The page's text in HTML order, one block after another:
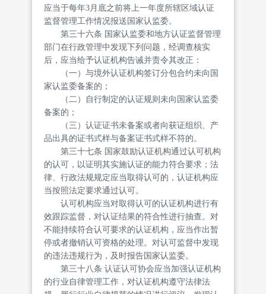
应当于每年3月底之前将上一年度所辖区域认证
监督管理工作情况报送国家认监委。
第三十六条 国家认监委和地方认证监督管理
部门在行政管理中发现下列问题，经调查核实
后，应当给予认证机构告诫并责令其改正：
（一）与境外认证机构签订分包合约未向国
家认监委备案的；
（二）自行制定的认证规则未向国家认监委
备案的；
（三）认证证书未备案或者向获证组织、产
品出具的证书式样与备案证书式样不符的。
第三十七条 国家鼓励认证机构通过认可机构
的认可，以证明其实施认证的能力符合要求；法
律、行政法规规定应当取得认可的，认证机构应
当按照法定要求通过认可。
认可机构应当对取得认可的认证机构进行有
效跟踪监督，对认证结果的符合性进行抽查。对
不能持续符合认可要求的认证机构，应当作出暂
停或者撤销认可资格的处理。对认可监督中发现
的违法违规行为，及时报告国家认监委。
第三十八条 认证认可协会应当加强认证机构
的行业自律管理工作，对认证机构遵守法律法